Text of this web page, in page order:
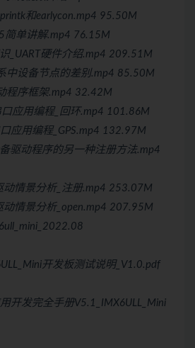
和earlycon.mp4 95.50M
简单讲解.mp4 76.15M
_UART硬件介绍.mp4 209.51M
中设备节点的差别.mp4 85.50M
程序框架.mp4 32.42M
应用编程_回环.mp4 101.86M
应用编程_GPS.mp4 132.97M
驱动程序的另一种注册方法.mp4
动情景分析_注册.mp4 253.07M
动情景分析_open.mp4 207.95M
开发板测试说明_V1.0.pdf
开发完全手册V5.1_IMX6ULL_Mini